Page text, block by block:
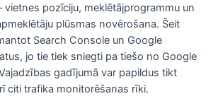
vietnes pozīciju, meklētājprogrammu un
plūsmas novērošana. Šeit
Search Console un Google
jo tie tiek sniegti pa tiešo no Google
gadījumā var papildus tikt
citi trafika monitorēšanas rīki.